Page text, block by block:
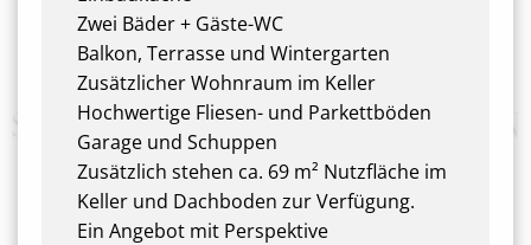
Zwei Bäder + Gäste-WC
Balkon, Terrasse und Wintergarten
Zusätzlicher Wohnraum im Keller
Hochwertige Fliesen- und Parkettböden
Garage und Schuppen
Zusätzlich stehen ca. 69 m² Nutzfläche im
Keller und Dachboden zur Verfügung.
Ein Angebot mit Perspektive